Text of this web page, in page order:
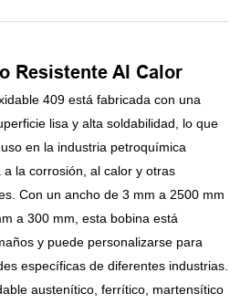
Resistente Al Calor
409 está fabricada con una
lisa y alta soldabilidad, lo que
en la industria petroquímica
la corrosión, al calor y otras
Con un ancho de 3 mm a 2500 mm
a 300 mm, esta bobina está
y puede personalizarse para
específicas de diferentes industrias.
austenítico, ferrítico, martensítico